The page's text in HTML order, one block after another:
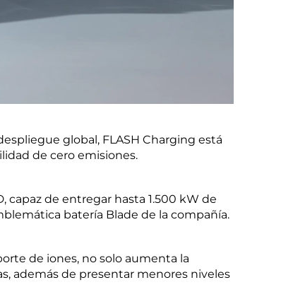
global, FLASH Charging está
de cero emisiones.
capaz de entregar hasta 1.500 kW de
batería Blade de la compañía.
de iones, no solo aumenta la
además de presentar menores niveles